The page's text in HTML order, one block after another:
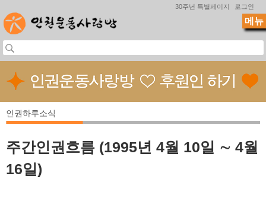
30주년 특별페이지 로그인
인권하루소식
주간인권흐름 (1995년 4월 10일 ∼ 4월
16일)
메뉴